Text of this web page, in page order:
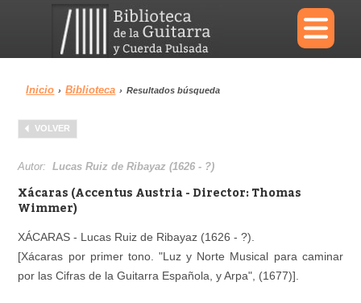
×
Menu
Biblioteca
Reproductor
Inicio › Biblioteca › Resultados búsqueda
VOLVER
Autor:Lucas Ruiz de Ribayaz (1626 - ?)
Xácaras (Accentus Austria - Director: Thomas
Wimmer)
XÁCARAS - Lucas Ruiz de Ribayaz (1626 - ?).
[Xácaras por primer tono. "Luz y Norte Musical para caminar
por las Cifras de la Guitarra Española, y Arpa", (1677)].